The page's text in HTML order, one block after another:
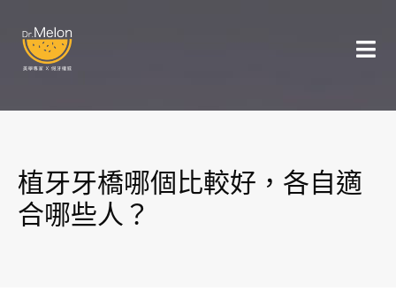
植牙牙橋哪個比較好，各自適
合哪些人？